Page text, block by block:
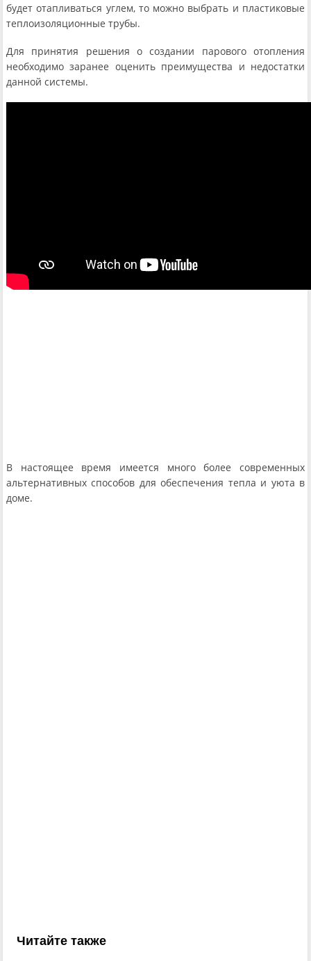
будет отапливаться углем, то можно выбрать и пластиковые
теплоизоляционные трубы.
Для принятия решения о создании парового отопления
необходимо заранее оценить преимущества и недостатки
данной системы.
В настоящее время имеется много более современных
альтернативных способов для обеспечения тепла и уюта в
доме.
Читайте также